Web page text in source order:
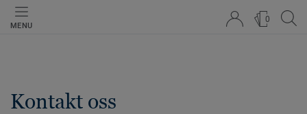
MENU
0
Kontakt oss